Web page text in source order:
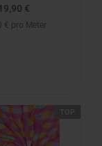
19,90 €
€ pro Meter